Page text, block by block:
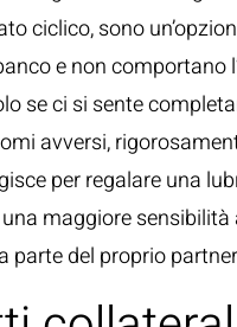
ciclico, sono
e non comportano
se ci si sente
avversi,
per regalare una
maggiore
parte del proprio